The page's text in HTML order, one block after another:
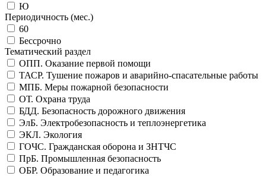
Ю
Периодичность (мес.)
60
Бессрочно
Тематический раздел
ОПП. Оказание первой помощи
ТАСР. Тушение пожаров и аварийно-спасательные работы
МПБ. Меры пожарной безопасности
ОТ. Охрана труда
БДД. Безопасность дорожного движения
ЭлБ. Электробезопасность и теплоэнергетика
ЭКЛ. Экология
ГОЧС. Гражданская оборона и ЗНТЧС
ПрБ. Промышленная безопасность
ОБР. Образование и педагогика